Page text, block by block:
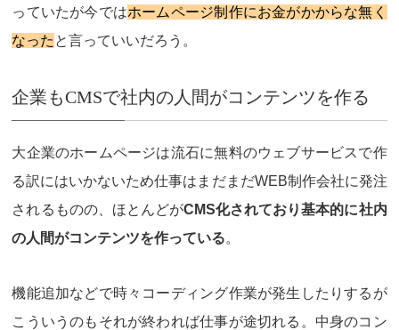
っていたが今ではホームページ制作にお金がかからな無く
なった と言っていいだろう。
企業もCMSで社内の人間がコンテンツを作る
大企業のホームページは流石に無料のウェブサービスで作
る訳にはいかないため仕事はまだまだWEB制作会社に発注
されるものの、ほとんどがCMS化されており基本的に社内
の人間がコンテンツを作っている。
機能追加などで時々コーディング作業が発生したりするが
こういうのもそれが終われば仕事が途切れる。中身のコン